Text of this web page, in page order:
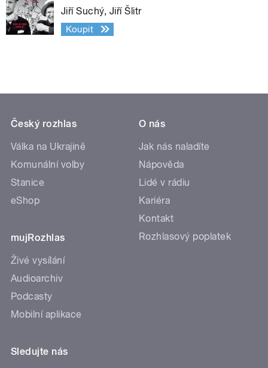
Jiří Suchý, Jiří Šlitr
Koupit
Český rozhlas
Válka na Ukrajině
Komunální volby
Stanice
eShop
mujRozhlas
Živé vysílání
Audioarchiv
Podcasty
Mobilní aplikace
O nás
Jak nás naladíte
Nápověda
Lidé v rádiu
Kariéra
Kontakt
Rozhlasový poplatek
Sledujte nás